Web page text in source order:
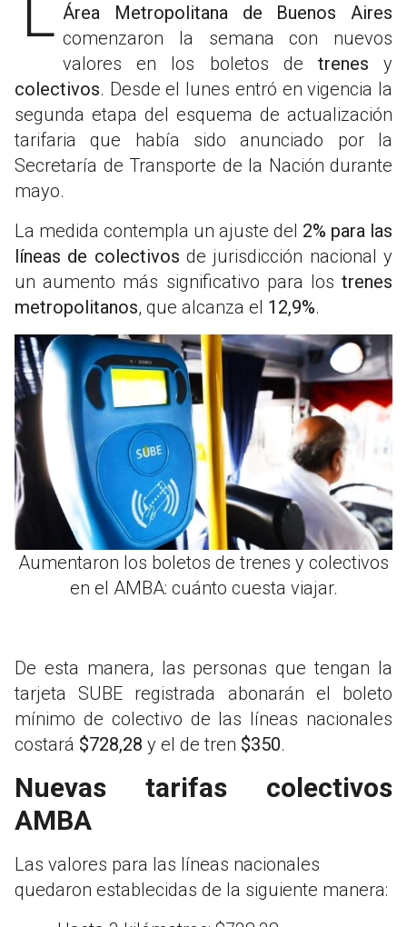
Área Metropolitana de Buenos Aires
comenzaron la semana con nuevos
valores en los boletos de trenesy
colectivos. Desde el lunes entró en vigencia la
segunda etapa del esquema de actualización
tarifaria que había sido anunciado por la
Secretaría de Transporte de la Nación durante
mayo.
La medida contempla un ajuste del 2% para las
líneas de colectivos de jurisdicción nacional y
un aumento más significativo para los trenes
metropolitanos, que alcanza el 12,9%.
Aumentaron los boletos de trenes y colectivos
en el AMBA: cuánto cuesta viajar.
De esta manera, las personas que tengan la
tarjeta SUBE registrada abonarán el boleto
mínimo de colectivo de las líneas nacionales
costará $728,28 y el de tren $350.
Nuevas tarifas colectivos
AMBA
Las valores para las líneas nacionales
quedaron establecidas de la siguiente manera: